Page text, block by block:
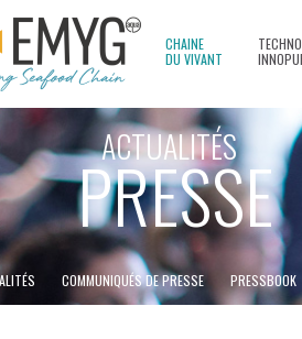
CHAINE
DU VIVANT
ACTUALITÉS
PRESSE
COMMUNIQUÉS DE PRESSE PRESSBOOK